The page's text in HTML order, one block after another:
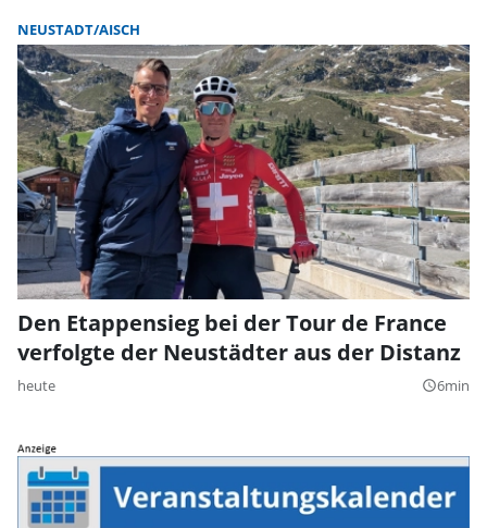
NEUSTADT/AISCH
Den Etappensieg bei der Tour de France
verfolgte der Neustädter aus der Distanz
heute query_builder6min